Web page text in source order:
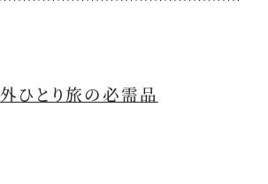
ひとり旅の必需品